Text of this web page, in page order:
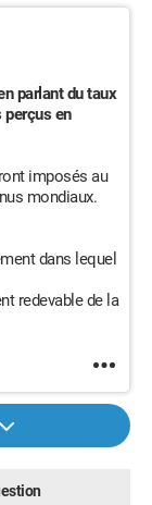
parlant du taux
perçus en
imposés au
mondiaux.
dans lequel
redevable de la